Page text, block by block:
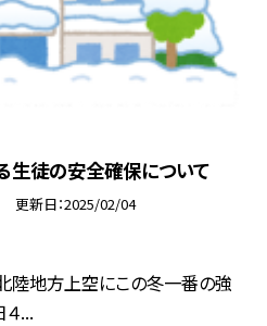
生徒の安全確保について
更新日 2025/02/04
陸地方上空にこの冬一番の強
...